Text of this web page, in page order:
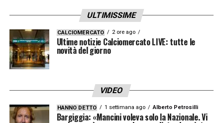
LA PLAYLIST DELLE NOSTRE TOP NEWS
ULTIMISSIME
CALCIOMERCATO 2 ore ago
Ultime notizie Calciomercato LIVE: tutte le
novità del giorno
VIDEO
HANNO DETTO 1 settimana ago Alberto Petrosilli
Bargiggia: «Mancini voleva solo la Nazionale. Vi